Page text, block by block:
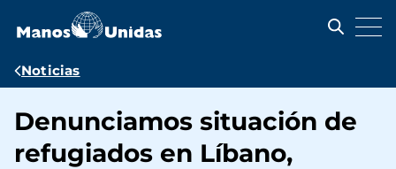
contenido
Ruta
navegación
Noticias
Denunciamos situación de
refugiados en Líbano,